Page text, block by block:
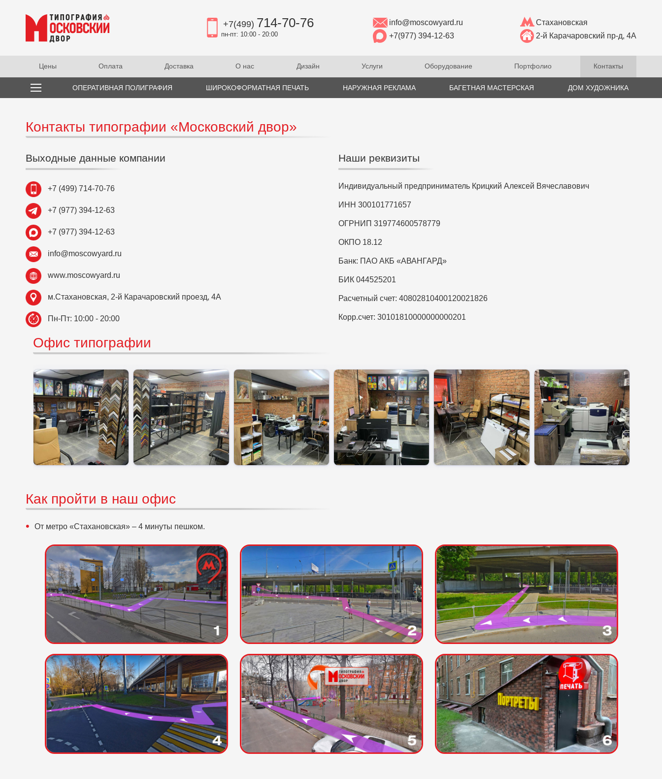
+7(499) 714-70-76
пн-пт: 10:00 - 20:00
info@moscowyard.ru
+7(977) 394-12-63
Стахановская
2-й Карачаровский пр-д, 4А
Цены Оплата Доставка О нас Дизайн Услуги Оборудование Портфолио Контакты
ОПЕРАТИВНАЯ ПОЛИГРАФИЯ ШИРОКОФОРМАТНАЯ ПЕЧАТЬ НАРУЖНАЯ РЕКЛАМА БАГЕТНАЯ МАСТЕРСКАЯ ДОМ ХУДОЖНИКА
Контакты типографии «Московский двор»
Выходные данные компании
+7 (499) 714-70-76
+7 (977) 394-12-63
+7 (977) 394-12-63
info@moscowyard.ru
www.moscowyard.ru
м.Стахановская, 2-й Карачаровский проезд, 4А
Пн-Пт: 10:00 - 20:00
Наши реквизиты
Индивидуальный предприниматель Крицкий Алексей Вячеславович
ИНН 300101771657
ОГРНИП 319774600578779
ОКПО 18.12
Банк: ПАО АКБ «АВАНГАРД»
БИК 044525201
Расчетный счет: 40802810400120021826
Корр.счет: 30101810000000000201
Офис типографии
Как пройти в наш офис
От метро «Стахановская» – 4 минуты пешком.